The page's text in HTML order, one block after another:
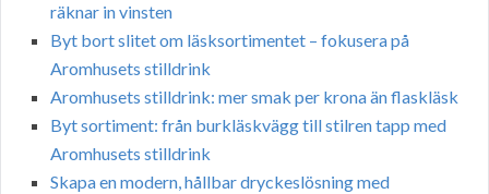
räknar in vinsten
Byt bort slitet om läsksortimentet – fokusera på
Aromhusets stilldrink
Aromhusets stilldrink: mer smak per krona än flaskläsk
Byt sortiment: från burkläskvägg till stilren tapp med
Aromhusets stilldrink
Skapa en modern, hållbar dryckeslösning med